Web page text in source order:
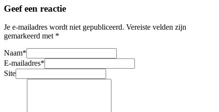
Geef een reactie
Je e-mailadres wordt niet gepubliceerd. Vereiste velden zijn
gemarkeerd met *
Naam*
E-mailadres*
Site